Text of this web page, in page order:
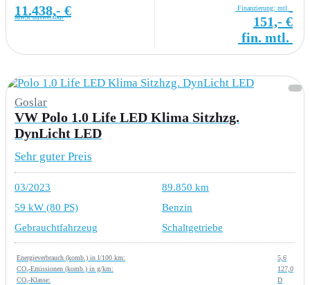
11.438,- €
MwSt ausweisbar
Finanzierung: mtl.
151,- €
fin. mtl.
Goslar
VW Polo 1.0 Life LED Klima Sitzhzg.
DynLicht LED
Sehr guter Preis
03/2023
89.850 km
59 kW (80 PS)
Benzin
Gebrauchtfahrzeug
Schaltgetriebe
Energieverbrauch (komb.) in l/100 km:
5,6
CO₂-Emissionen (komb.) in g/km:
127,0
CO₂-Klasse:
D